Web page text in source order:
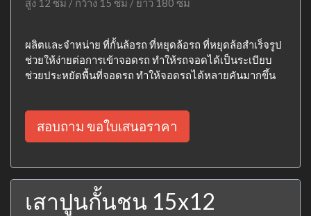
สูง 12 ซม / กว้าง 15 ซม / ยาว 180 ซม
ผลิตและจำหน่าย ที่กั้นล้อรถ ที่หยุดล้อรถ ที่หยุดล้อสำเร็จรูป
ช่วยให้ง่ายต่อการเข้าจอดรถ ทำให้รถจอดได้เป็นระเบียบ
ช่วยประหยัดพื้นที่จอดรถ ทำให้จอดรถได้หลายคันมากขึ้น
สอบถาม ขอใบเสนอราคา
เสาปูนกั้นชน 15x12